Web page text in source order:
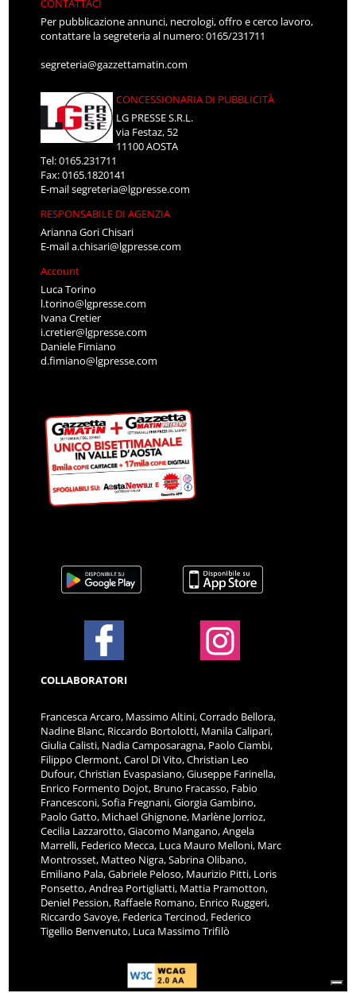
CONTATTACI
Per pubblicazione annunci, necrologi, offro e cerco lavoro,
contattare la segreteria al numero: 0165/231711
segreteria@gazzettamatin.com
CONCESSIONARIA DI PUBBLICITÀ
LG PRESSE S.R.L.
via Festaz, 52
11100 AOSTA
Tel: 0165.231711
Fax: 0165.1820141
E-mailsegreteria@lgpresse.com
RESPONSABILE DI AGENZIA
Arianna Gori Chisari
E-maila.chisari@lgpresse.com
Account
Luca Torino
l.torino@lgpresse.com
Ivana Cretier
i.cretier@lgpresse.com
Daniele Fimiano
d.fimiano@lgpresse.com
COLLABORATORI
Francesca Arcaro, Massimo Altini, Corrado Bellora,
Nadine Blanc, Riccardo Bortolotti, Manila Calipari,
Giulia Calisti, Nadia Camposaragna, Paolo Ciambi,
Filippo Clermont, Carol Di Vito, Christian Leo
Dufour, Christian Evaspasiano, Giuseppe Farinella,
Enrico Formento Dojot, Bruno Fracasso, Fabio
Francesconi, Sofia Fregnani, Giorgia Gambino,
Paolo Gatto, Michael Ghignone, Marlène Jorrioz,
Cecilia Lazzarotto, Giacomo Mangano, Angela
Marrelli, Federico Mecca, Luca Mauro Melloni, Marc
Montrosset, Matteo Nigra, Sabrina Olibano,
Emiliano Pala, Gabriele Peloso, Maurizio Pitti, Loris
Ponsetto, Andrea Portigliatti, Mattia Pramotton,
Deniel Pession, Raffaele Romano, Enrico Ruggeri,
Riccardo Savoye, Federica Tercinod, Federico
Tigellio Benvenuto, Luca Massimo Trifilò